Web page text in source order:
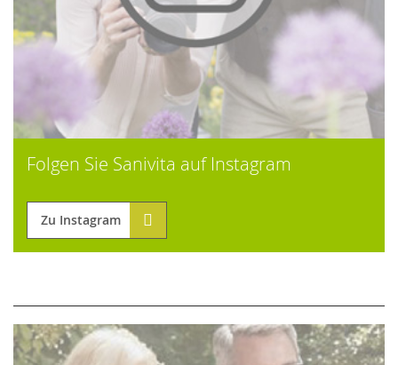
Folgen Sie Sanivita auf Instagram
Zu Instagram